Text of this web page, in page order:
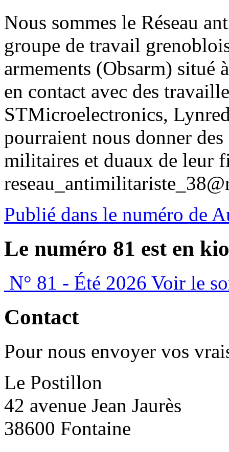
Nous sommes le Réseau
groupe de travail
armements (Obsarm) situé
en contact avec des
STMicroelectronics,
pourraient nous donner
militaires et duaux de leur
Publié dans le numéro de
Le numéro 81 est en
N° 81 - Été 2026 Voir le
Contact
Pour nous envoyer vos
Le Postillon
42 avenue Jean Jaurès
38600 Fontaine